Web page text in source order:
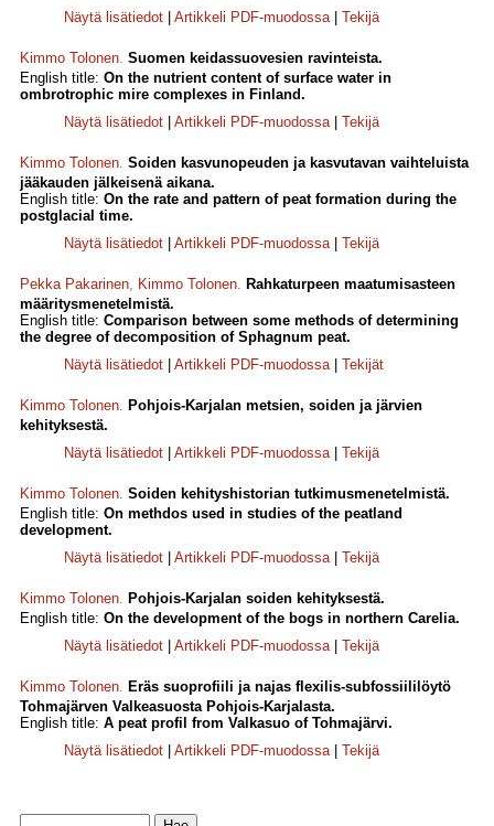
Näytä lisätiedot
Artikkeli PDF-muodossa| Tekijä
Kimmo Tolonen. Suomen keidassuovesien ravinteista.
English title: On the nutrient content of surface water in
ombrotrophic mire complexes in Finland.
Näytä lisätiedot
Artikkeli PDF-muodossa| Tekijä
Kimmo Tolonen. Soiden kasvunopeuden ja kasvutavan vaihteluista
jääkauden jälkeisenä aikana.
English title: On the rate and pattern of peat formation during the
postglacial time.
Näytä lisätiedot
Artikkeli PDF-muodossa| Tekijä
Pekka Pakarinen, Kimmo Tolonen. Rahkaturpeen maatumisasteen
määritysmenetelmistä.
English title: Comparison between some methods of determining
the degree of decomposition of Sphagnum peat.
Näytä lisätiedot
Artikkeli PDF-muodossa| Tekijät
Kimmo Tolonen. Pohjois-Karjalan metsien, soiden ja järvien
kehityksestä.
Näytä lisätiedot
Artikkeli PDF-muodossa| Tekijä
Kimmo Tolonen. Soiden kehityshistorian tutkimusmenetelmistä.
English title: On methdos used in studies of the peatland
development.
Näytä lisätiedot
Artikkeli PDF-muodossa| Tekijä
Kimmo Tolonen. Pohjois-Karjalan soiden kehityksestä.
English title: On the development of the bogs in northern Carelia.
Näytä lisätiedot
Artikkeli PDF-muodossa| Tekijä
Kimmo Tolonen. Eräs suoprofiili ja najas flexilis-subfossiililöytö
Tohmajärven Valkeasuosta Pohjois-Karjalasta.
English title: A peat profil from Valkasuo of Tohmajärvi.
Näytä lisätiedot
Artikkeli PDF-muodossa| Tekijä